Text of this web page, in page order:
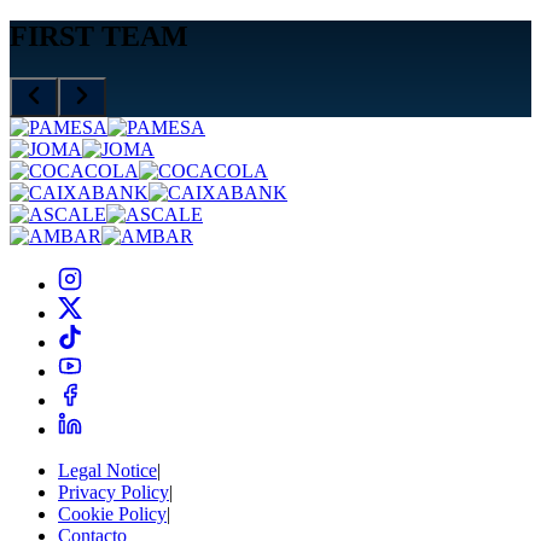
FIRST TEAM
Legal Notice|
Privacy Policy|
Cookie Policy|
Contacto